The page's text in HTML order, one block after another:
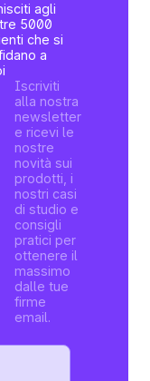
agli
5000
che si
a
Iscriviti
alla nostra
newsletter
e ricevi le
nostre
novità sui
prodotti, i
nostri casi
di studio e
consigli
pratici per
ottenere il
massimo
dalle tue
firme
email.